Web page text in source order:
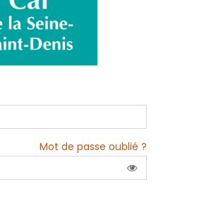
Mot de passe oublié ?